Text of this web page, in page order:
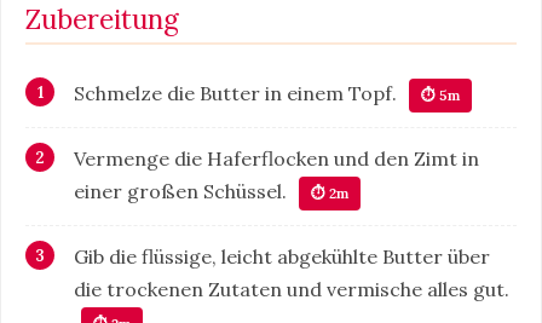
Zubereitung
Schmelze die Butter in einem Topf. ⏱ 5m
Vermenge die Haferflocken und den Zimt in
einer großen Schüssel.
⏱ 2m
Gib die flüssige, leicht abgekühlte Butter über
die trockenen Zutaten und vermische alles gut.